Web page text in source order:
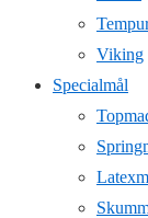
Viking
Specialmål